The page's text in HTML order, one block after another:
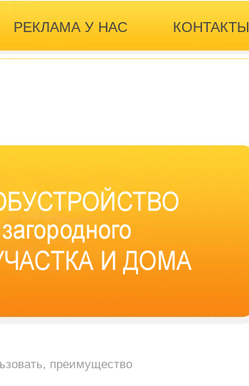
РЕКЛАМА У НАС КОНТАКТЫ
преимущество